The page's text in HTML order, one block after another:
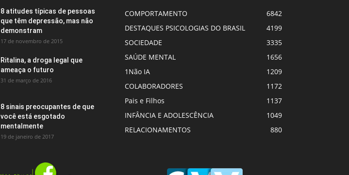
8 atitudes típicas de pessoas
que têm depressão, mas não
demonstram
17 de novembro de 2015
Ritalina, a droga legal que
ameaça o futuro
31 de março de 2016
8 sinais preocupantes de que
você está esgotado
mentalmente
19 de janeiro de 2017
COMPORTAMENTO
6842
DESTAQUES PSICOLOGIAS DO BRASIL
4199
SOCIEDADE
3335
SAÚDE MENTAL
1656
1Não IA
1209
COLABORADORES
1172
Pais e Filhos
1137
INFÂNCIA E ADOLESCÊNCIA
1049
RELACIONAMENTOS
880